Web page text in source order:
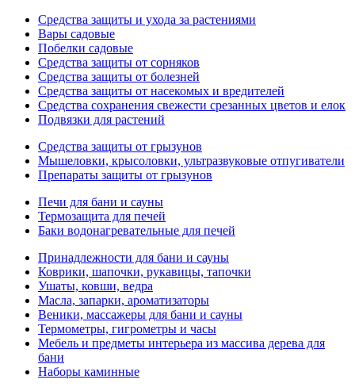
Средства защиты и ухода за растениями
Вары садовые
Побелки садовые
Средства защиты от сорняков
Средства защиты от болезней
Средства защиты от насекомых и вредителей
Средства сохранения свежести срезанных цветов и елок
Подвязки для растений
Средства защиты от грызунов
Мышеловки, крысоловки, ультразвуковые отпугиватели
Препараты защиты от грызунов
Печи для бани и сауны
Термозащита для печей
Баки водонагревательные для печей
Принадлежности для бани и сауны
Коврики, шапочки, рукавицы, тапочки
Ушаты, ковши, ведра
Масла, запарки, ароматизаторы
Веники, массажеры для бани и сауны
Термометры, гигрометры и часы
Мебель и предметы интерьера из массива дерева для
бани
Наборы каминные